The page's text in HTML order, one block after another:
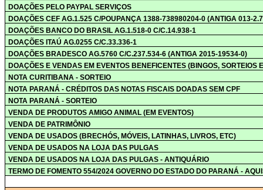
DOAÇÕES PELO PAYPAL SERVIÇOS
DOAÇÕES CEF AG.1.525 C/POUPANÇA 1388-738980204-0 (ANTIGA 013-
DOAÇÕES BANCO DO BRASIL AG.1.518-0 C/C.14.938-1
DOAÇÕES ITAÚ AG.0255 C/C.33.336-1
DOAÇÕES BRADESCO AG.5760 C/C.237.534-6 (ANTIGA 2015-19534-0)
DOAÇÕES E VENDAS EM EVENTOS BENEFICENTES (BINGOS, SORTEIOS
NOTA CURITIBANA - SORTEIO
NOTA PARANÁ - CRÉDITOS DAS NOTAS FISCAIS DOADAS SEM CPF
NOTA PARANÁ - SORTEIO
VENDA DE PRODUTOS AMIGO ANIMAL (EM EVENTOS)
VENDA DE PATRIMÔNIO
VENDA DE USADOS (BRECHÓS, MÓVEIS, LATINHAS, LIVROS, ETC)
VENDA DE USADOS NA LOJA DAS PULGAS
VENDA DE USADOS NA LOJA DAS PULGAS - ANTIQUÁRIO
TERMO DE FOMENTO 554/2024 GOVERNO DO ESTADO DO PARANÁ -